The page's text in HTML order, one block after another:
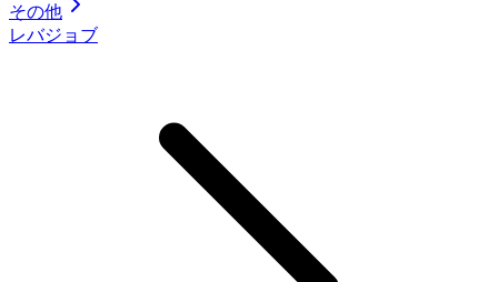
その他
レバジョブ